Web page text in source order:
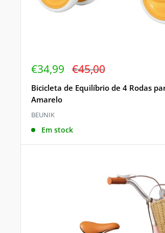
Preço
venda
€34,99 Preço
regular
€45,00
Bicicleta de Equilíbrio de 4 Rodas
Amarelo
BEUNIK
Em stock